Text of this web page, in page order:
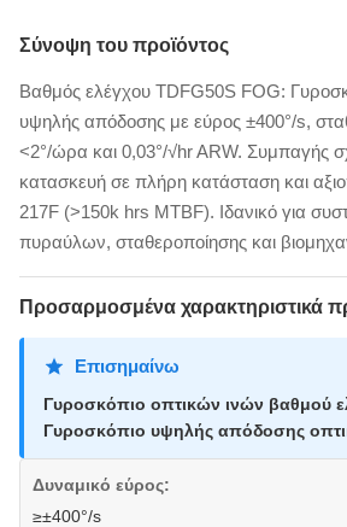
Σύνοψη του προϊόντος
Βαθμός ελέγχου TDFG50S FOG:
υψηλής απόδοσης με εύρος ±400°/s,
<2°/ώρα και 0,03°/√hr ARW. Συμπαγής
κατασκευή σε πλήρη κατάσταση και
217F (>150k hrs MTBF). Ιδανικό για
πυραύλων, σταθεροποίησης και
Προσαρμοσμένα χαρακτηριστικά
Επισημαίνω
Γυροσκόπιο οπτικών ινών βαθμού
Γυροσκόπιο υψηλής απόδοσης
Δυναμικό εύρος:
≥±400°/s